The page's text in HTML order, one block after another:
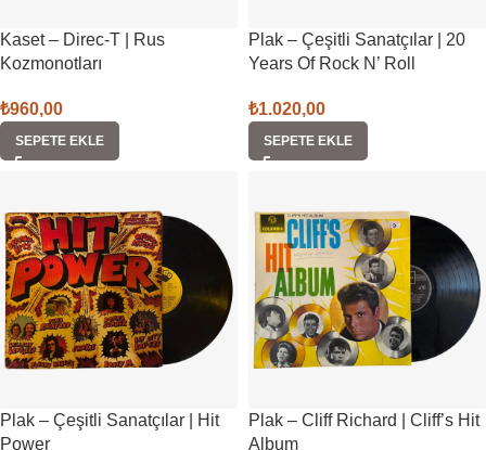
Kaset – Direc-T | Rus
Kozmonotları
₺960,00
SEPETE EKLE
Plak – Çeşitli Sanatçılar | 20
Years Of Rock N’ Roll
₺1.020,00
SEPETE EKLE
Plak – Çeşitli Sanatçılar | Hit
Power
Plak – Cliff Richard | Cliff’s Hit
Album